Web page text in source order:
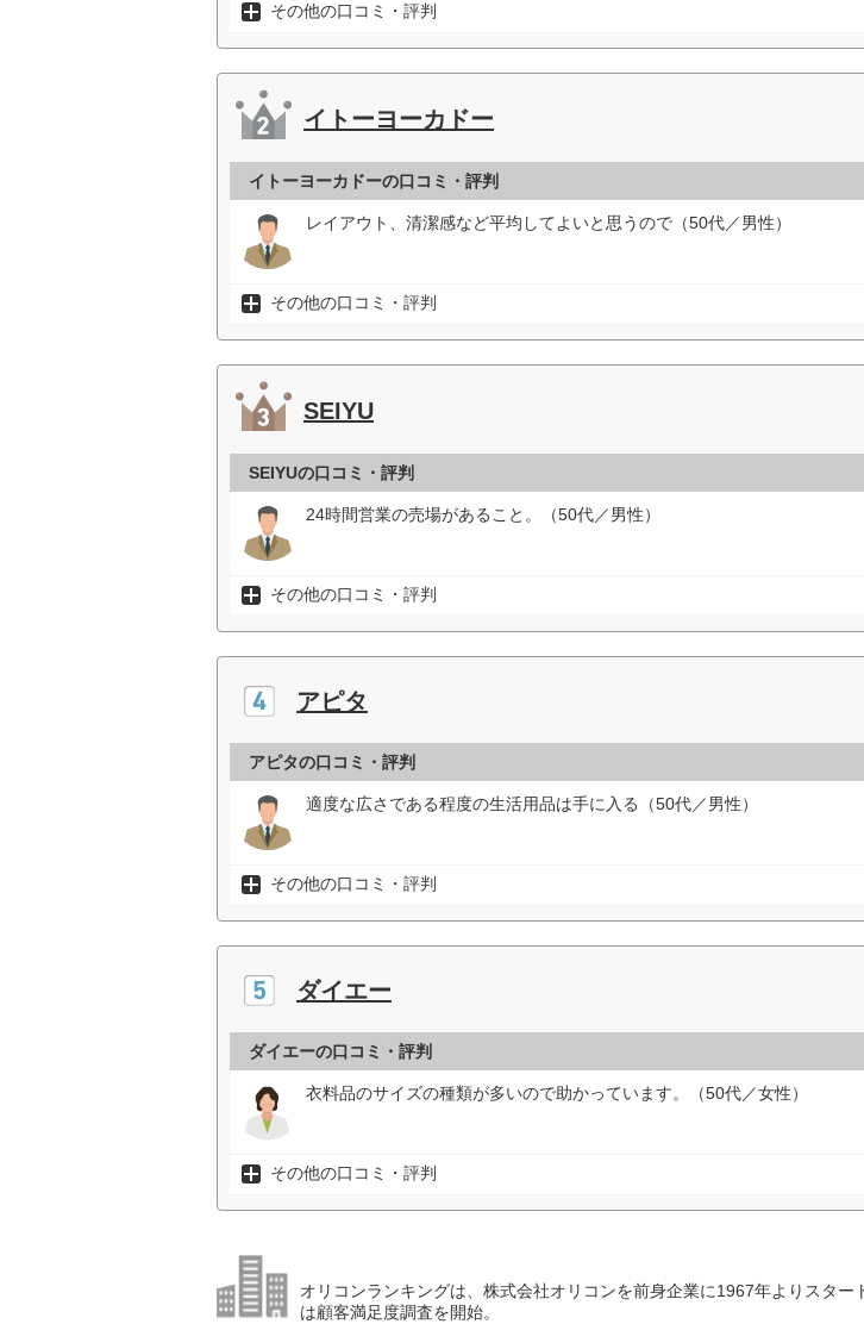
その他の口コミ・評判
イトーヨーカドー
イトーヨーカドーの口コミ・評判
レイアウト、清潔感など平均してよいと思うので（50代／男性）
その他の口コミ・評判
SEIYU
SEIYUの口コミ・評判
24時間営業の売場があること。（50代／男性）
その他の口コミ・評判
アピタ
アピタの口コミ・評判
適度な広さである程度の生活用品は手に入る（50代／男性）
その他の口コミ・評判
ダイエー
ダイエーの口コミ・評判
衣料品のサイズの種類が多いので助かっています。（50代／女性）
その他の口コミ・評判
オリコンランキングは、株式会社オリコンを前身企業に1967年よりスター
は顧客満足度調査を開始。